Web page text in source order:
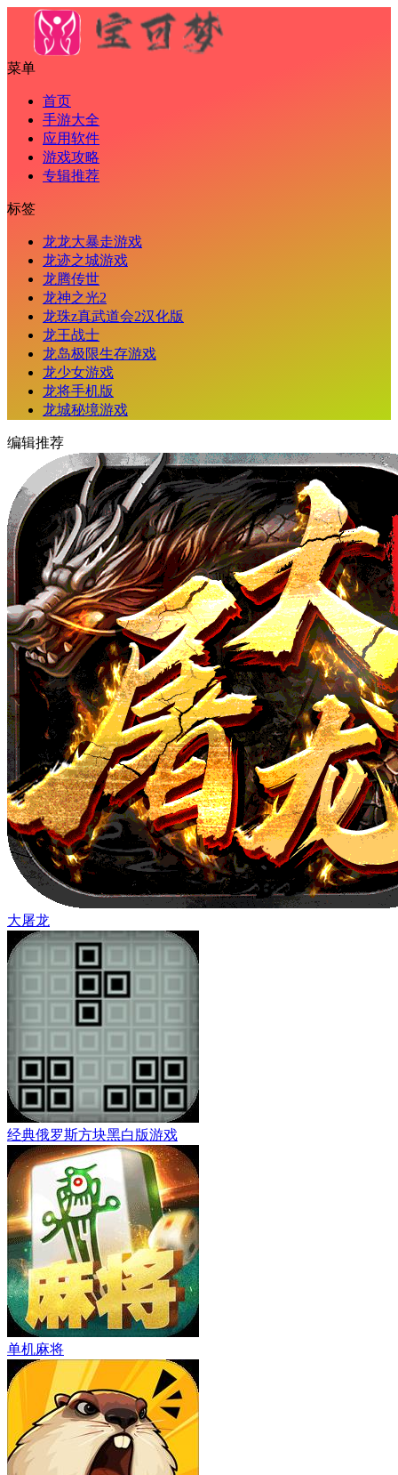
菜单
首页
手游大全
应用软件
游戏攻略
专辑推荐
标签
龙龙大暴走游戏
龙迹之城游戏
龙腾传世
龙神之光2
龙珠z真武道会2汉化版
龙王战士
龙岛极限生存游戏
龙少女游戏
龙将手机版
龙城秘境游戏
编辑推荐
大屠龙
经典俄罗斯方块黑白版游戏
单机麻将